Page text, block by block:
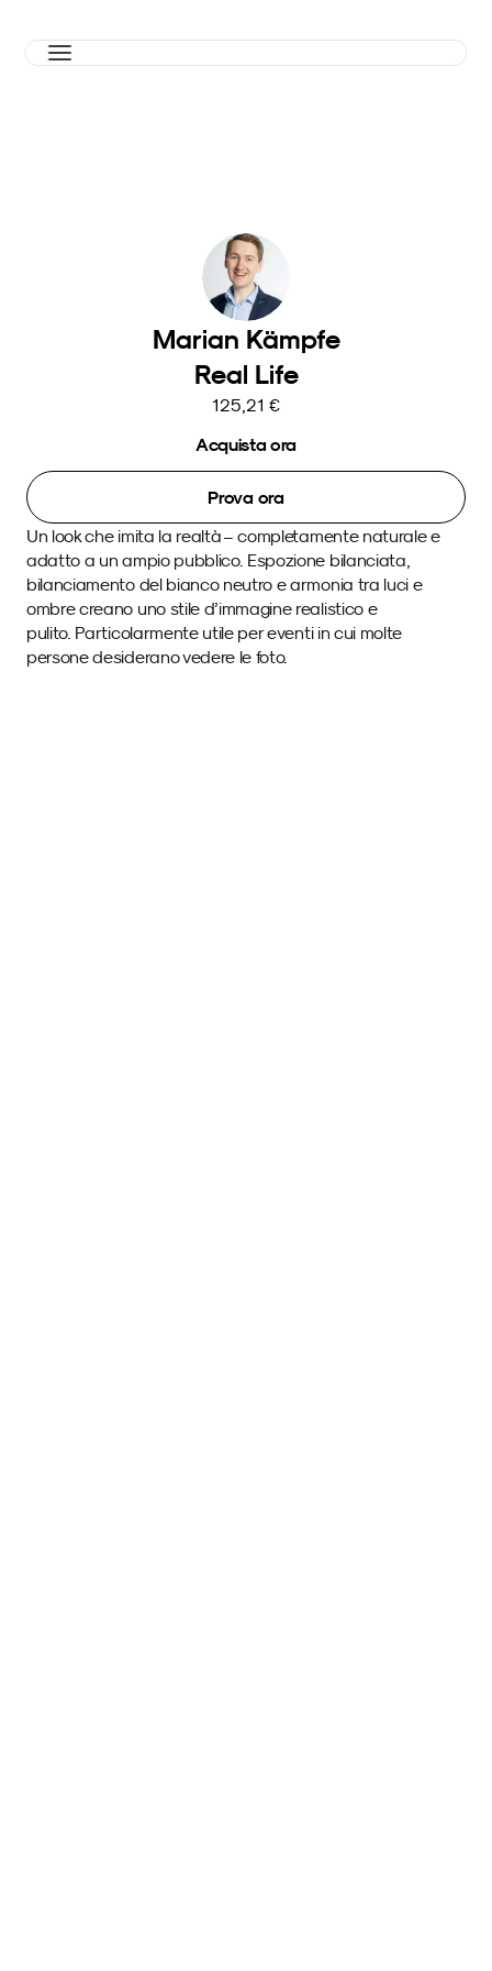
Marian Kämpfe
Real Life
125,21 €
Acquista ora
Prova ora
Un look che imita la realtà – completamente naturale e
adatto a un ampio pubblico. Espozione bilanciata,
bilanciamento del bianco neutro e armonia tra luci e
ombre creano uno stile d’immagine realistico e
pulito. Particolarmente utile per eventi in cui molte
persone desiderano vedere le foto.